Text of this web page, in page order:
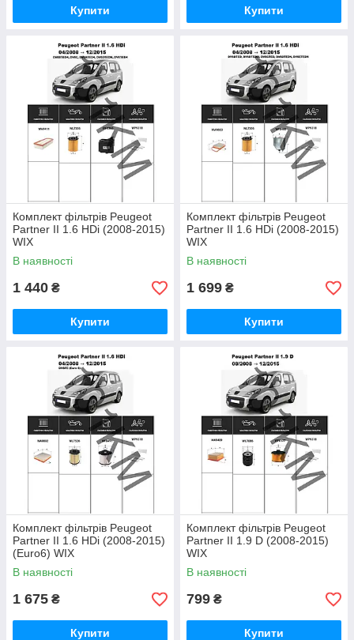
Купити Купити
Комплект фільтрів Peugeot
Partner II 1.6 HDi (2008-2015)
WIX
В наявності
1 440 ₴
Купити
Комплект фільтрів Peugeot
Partner II 1.6 HDi (2008-2015)
WIX
В наявності
1 699 ₴
Купити
Комплект фільтрів Peugeot
Partner II 1.6 HDi (2008-2015)
(Euro6) WIX
В наявності
1 675 ₴
Купити
Комплект фільтрів Peugeot
Partner II 1.9 D (2008-2015)
WIX
В наявності
799 ₴
Купити